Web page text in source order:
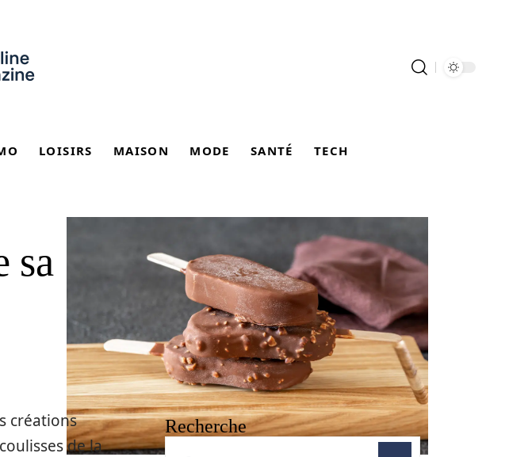
LOISIRS MAISON MODE SANTÉ TECH
sa
créations
de la
Recherche